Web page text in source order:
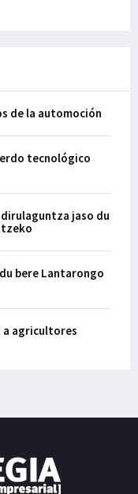
de la automoción
tecnológico
jaso du
bere Lantarongo
a agricultores